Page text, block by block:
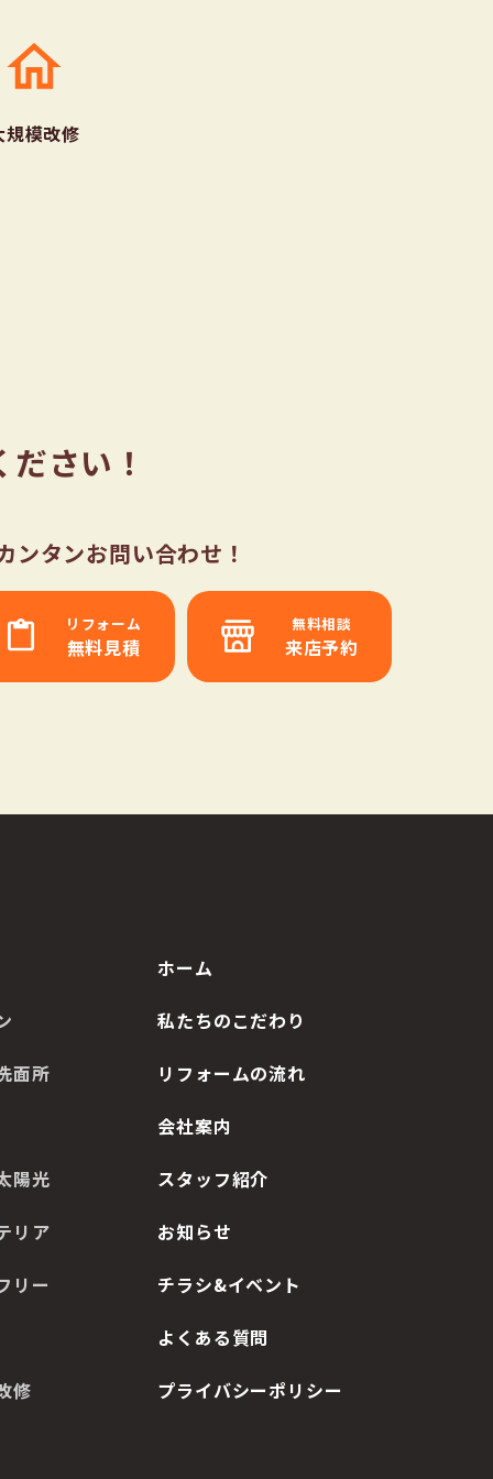
規模改修
さい！
ンタンお問い合わせ！
リフォーム
無料見積
無料相談
来店予約
面所
陽光
リア
リー
修
ホーム
私たちのこだわり
リフォームの流れ
会社案内
スタッフ紹介
お知らせ
チラシ&イベント
よくある質問
プライバシーポリシー